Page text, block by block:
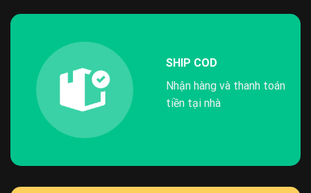
SHIP COD
Nhận hàng và thanh toán
tiền tại nhà